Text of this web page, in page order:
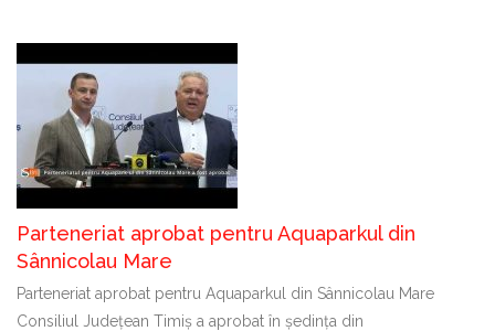
Parteneriat aprobat pentru Aquaparkul din
Sânnicolau Mare
Parteneriat aprobat pentru Aquaparkul din Sânnicolau Mare
Consiliul Județean Timiș a aprobat în ședința din